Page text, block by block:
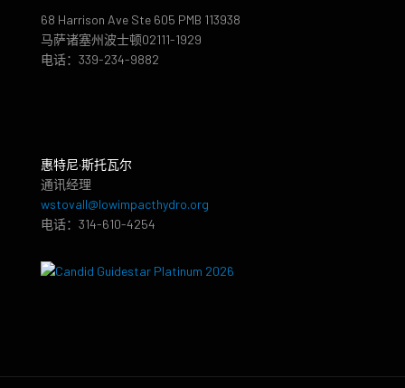
68 Harrison Ave Ste 605 PMB 113938
马萨诸塞州波士顿02111-1929
电话：339-234-9882
惠特尼·斯托瓦尔
通讯经理
wstovall@lowimpacthydro.org
电话：314-610-4254